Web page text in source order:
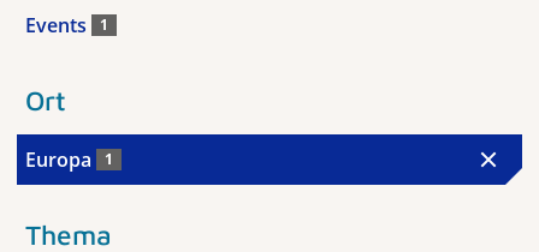
Events 1
Ort
Europa 1
Thema